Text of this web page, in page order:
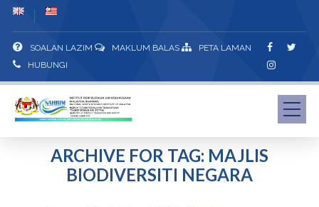
SOALAN LAZIM MAKLUM BALAS
PETA LAMAN
HUBUNGI
ARCHIVE FOR TAG: MAJLIS
BIODIVERSITI NEGARA